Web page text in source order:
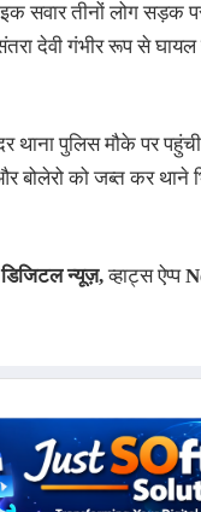
सवार तीनों लोग सड़क
देवी गंभीर रूप से
थाना पुलिस मौके पर
बोलेरो को जब्त कर
डिजिटल न्यूज़,व्हाट्स ऐप्प